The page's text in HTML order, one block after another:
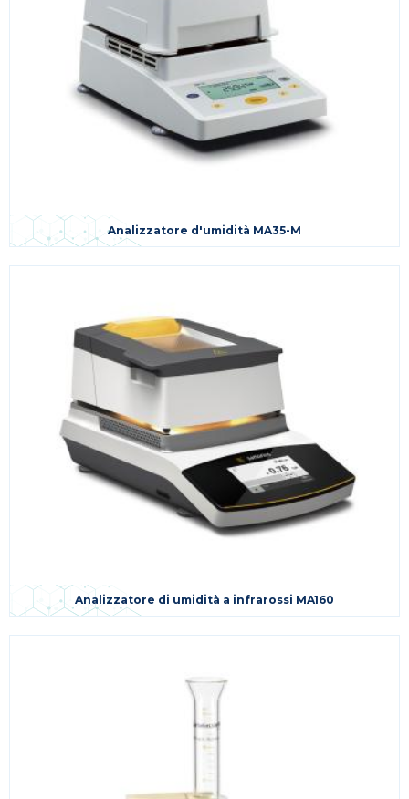
Analizzatore d'umidità MA35-M
Analizzatore di umidità a infrarossi MA160